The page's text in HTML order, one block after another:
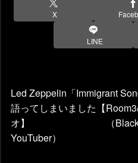
X
LINE
Led Zeppelin「Immigrant
語ってしまいました【
オ】 （Black Dog
YouTuber）